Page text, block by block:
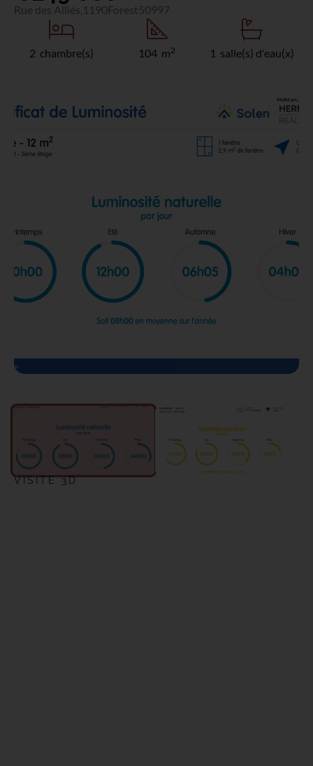
Rue des Alliés, 1190Forest50997
2 chambre(s) 104 m2 1 salle(s) d'eau(x)
VISITE 3D